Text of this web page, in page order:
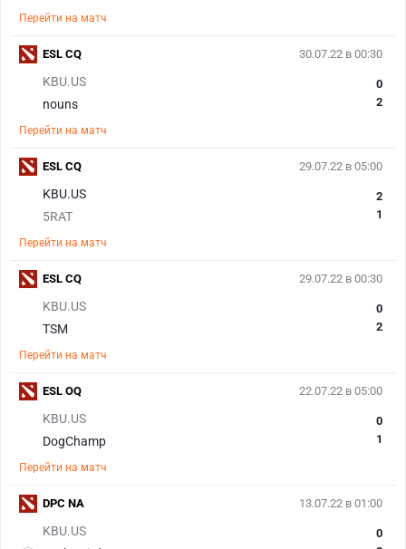
Перейти на матч
30.07.22 в 00:30
KBU.US
nouns
0
2
Перейти на матч
ESL CQ
29.07.22 в 05:00
KBU.US
5RAT
2
1
Перейти на матч
ESL CQ
29.07.22 в 00:30
KBU.US
TSM
0
2
Перейти на матч
ESL CQ
22.07.22 в 05:00
KBU.US
DogChamp
0
1
Перейти на матч
ESL OQ
13.07.22 в 01:00
KBU.US
0
DPC NA